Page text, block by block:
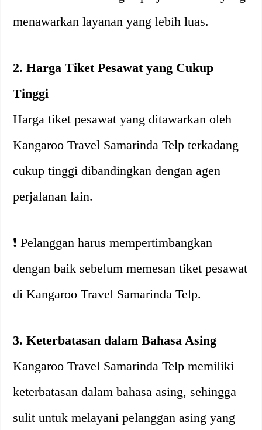
menawarkan layanan yang lebih luas.
2. Harga Tiket Pesawat yang Cukup
Tinggi
Harga tiket pesawat yang ditawarkan oleh
Kangaroo Travel Samarinda Telp terkadang
cukup tinggi dibandingkan dengan agen
perjalanan lain.
❗️ Pelanggan harus mempertimbangkan
dengan baik sebelum memesan tiket pesawat
di Kangaroo Travel Samarinda Telp.
3. Keterbatasan dalam Bahasa Asing
Kangaroo Travel Samarinda Telp memiliki
keterbatasan dalam bahasa asing, sehingga
sulit untuk melayani pelanggan asing yang